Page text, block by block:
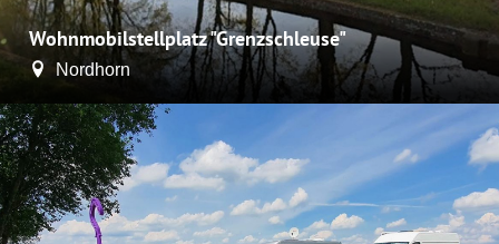
Wohnmobilstellplatz "Grenzschleuse"
Nordhorn